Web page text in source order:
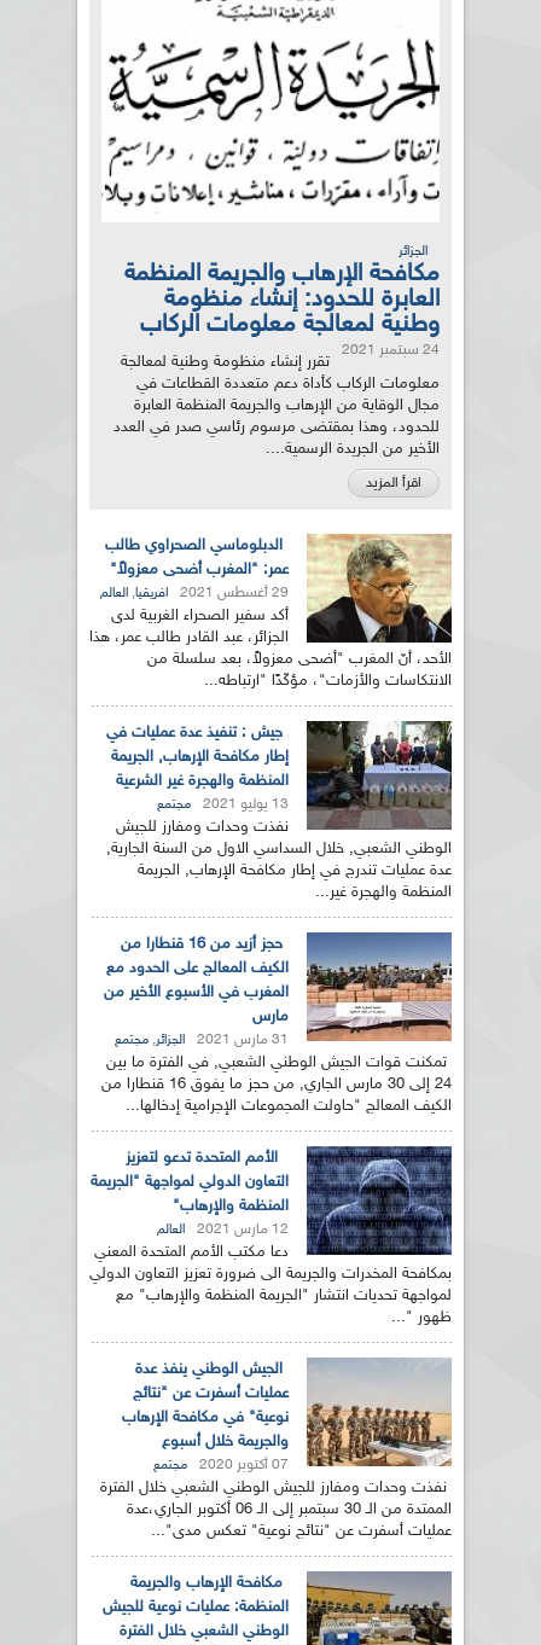
الجزائر
مكافحة الإرهاب والجريمة المنظمة
العابرة للحدود: إنشاء منظومة
وطنية لمعالجة معلومات الركاب
24 سبتمبر 2021
تقرر إنشاء منظومة وطنية لمعالجة
معلومات الركاب كأداة دعم متعددة القطاعات في
مجال الوقاية من الإرهاب والجريمة المنظمة العابرة
للحدود، وهذا بمقتضى مرسوم رئاسي صدر في العدد
الأخير من الجريدة الرسمية....
اقرأ المزيد
الدبلوماسي الصحراوي طالب
عمر: "المغرب أضحى معزولاً"
29 أغسطس 2021 افريقيا, العالم
أكد سفير الصحراء الغربية لدى
الجزائر، عبد القادر طالب عمر، هذا
الأحد، أنّ المغرب "أضحى معزولاً، بعد سلسلة من
الانتكاسات والأزمات"، مؤكّدًا "ارتباطه...
جيش : تنفيذ عدة عمليات في
إطار مكافحة الإرهاب, الجريمة
المنظمة والهجرة غير الشرعية
13 يوليو 2021 مجتمع
نفذت وحدات ومفارز للجيش
الوطني الشعبي, خلال السداسي الاول من السنة الجارية,
عدة عمليات تندرج في إطار مكافحة الإرهاب, الجريمة
المنظمة والهجرة غير...
حجز أزيد من 16 قنطارا من
الكيف المعالج على الحدود مع
المغرب في الأسبوع الأخير من
مارس
31 مارس 2021 الجزائر, مجتمع
تمكنت قوات الجيش الوطني الشعبي, في الفترة ما بين
24 إلى 30 مارس الجاري, من حجز ما يفوق 16 قنطارا من
الكيف المعالج "حاولت المجموعات الإجرامية إدخالها...
الأمم المتحدة تدعو لتعزيز
التعاون الدولي لمواجهة "الجريمة
المنظمة والإرهاب"
12 مارس 2021 العالم
دعا مكتب الأمم المتحدة المعني
بمكافحة المخدرات والجريمة الى ضرورة تعزيز التعاون الدولي
لمواجھة تحديات انتشار "الجريمة المنظمة والإرھاب" مع
ظھور "...
الجيش الوطني ينفذ عدة
عمليات أسفرت عن "نتائج
نوعية" في مكافحة الإرهاب
والجريمة خلال أسبوع
07 أكتوبر 2020 مجتمع
نفذت وحدات ومفارز للجيش الوطني الشعبي خلال الفترة
الممتدة من الـ 30 سبتمبر إلى الـ 06 أكتوبر الجاري،عدة
عمليات أسفرت عن "نتائج نوعية" تعكس مدى"...
مكافحة الإرهاب والجريمة
المنظمة: عمليات نوعية للجيش
الوطني الشعبي خلال الفترة